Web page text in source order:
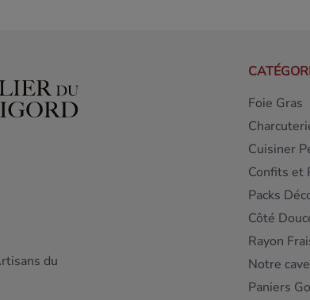
du
Foie Gras
Cuisiner
Confits et
Packs
Côté
Rayon
Notre cave
Paniers